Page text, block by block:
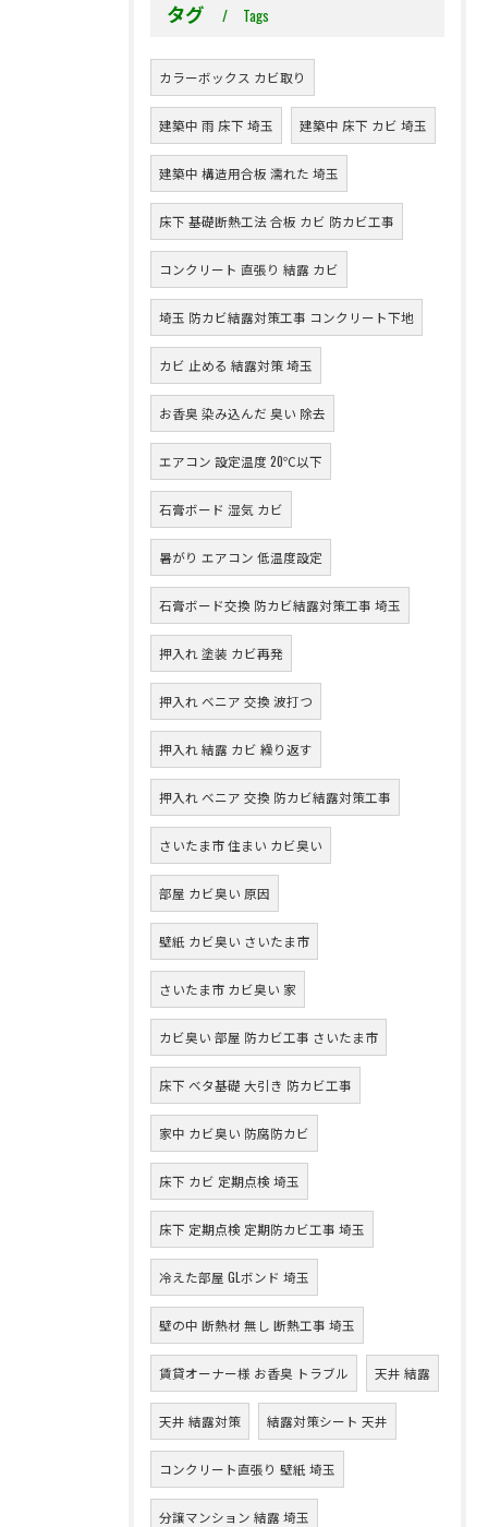
タグ Tags
カラーボックス カビ取り
建築中 雨 床下 埼玉 建築中 床下 カビ 埼玉
建築中 構造用合板 濡れた 埼玉
床下 基礎断熱工法 合板 カビ 防カビ工事
コンクリート 直張り 結露 カビ
埼玉 防カビ結露対策工事 コンクリート下地
カビ 止める 結露対策 埼玉
お香臭 染み込んだ 臭い 除去
エアコン 設定温度 20℃以下
石膏ボード 湿気 カビ
暑がり エアコン 低温度設定
石膏ボード交換 防カビ結露対策工事 埼玉
押入れ 塗装 カビ再発
押入れ ベニア 交換 波打つ
押入れ 結露 カビ 繰り返す
押入れ ベニア 交換 防カビ結露対策工事
さいたま市 住まい カビ臭い
部屋 カビ臭い 原因
壁紙 カビ臭い さいたま市
さいたま市 カビ臭い 家
カビ臭い 部屋 防カビ工事 さいたま市
床下 ベタ基礎 大引き 防カビ工事
家中 カビ臭い 防腐防カビ
床下 カビ 定期点検 埼玉
床下 定期点検 定期防カビ工事 埼玉
冷えた部屋 GLボンド 埼玉
壁の中 断熱材 無し 断熱工事 埼玉
賃貸オーナー様 お香臭 トラブル 天井 結露
天井 結露対策 結露対策シート 天井
コンクリート直張り 壁紙 埼玉
分譲マンション 結露 埼玉